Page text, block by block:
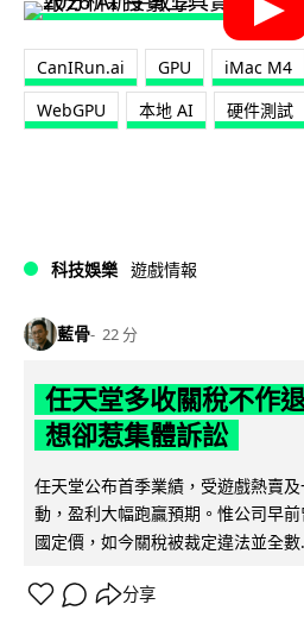
CanIRun.ai GPU iMac M4
WebGPU
本地 AI 硬件測試
科技娛樂 遊戲情報
藍骨 22 分
任天堂多收關稅不作
想卻惹集體訴訟
任天堂公布首季業績，受遊戲熱賣
動，盈利大幅跑贏預期。惟公司早
國定價，如今關稅被裁定違法並全數
分享